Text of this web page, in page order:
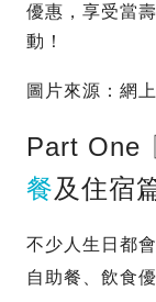
優惠，享受當
動！
圖片來源：網
Part One
餐及住宿
不少人生日都
自助餐、飲食優